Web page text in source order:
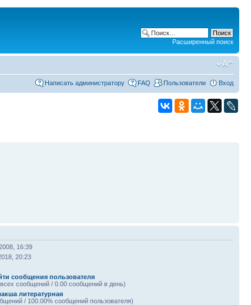
Расширенный поиск
Написать администратору FAQ Пользователи Вход
16:39
20:23
сообщения пользователя
сообщений / 0.00 сообщений в день)
литературная
/ 100.00% сообщений пользователя)